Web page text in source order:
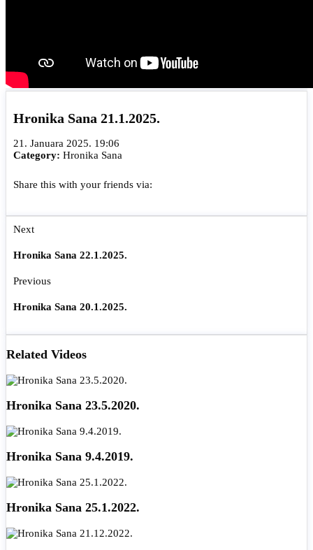
Hronika Sana 21.1.2025.
21. Januara 2025. 19:06
Category: Hronika Sana
Share this with your friends via:
Next
Hronika Sana 22.1.2025.
Previous
Hronika Sana 20.1.2025.
Related Videos
Hronika Sana 23.5.2020.
Hronika Sana 9.4.2019.
Hronika Sana 25.1.2022.